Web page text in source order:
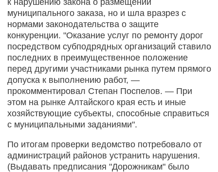
муниципального заказа, но и шла вразрез с
нормами законодательства о защите
конкуренции. "Оказание услуг по ремонту дорог
посредством субподрядных организаций ставило
последних в преимущественное положение
перед другими участниками рынка путем прямого
допуска к выполнению работ, —
прокомментировал Степан Поспелов. — При
этом на рынке Алтайского края есть и иные
хозяйствующие субъекты, способные справиться
с муниципальными заданиями".
По итогам проверки ведомство потребовало от
администраций районов устранить нарушения.
(Выдавать предписания "Дорожникам" было